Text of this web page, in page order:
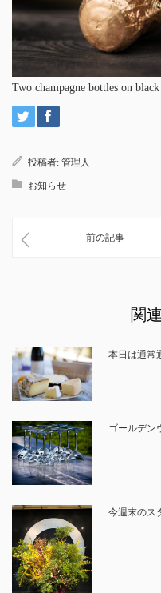
Two champagne bottles on
投稿者: 管理人
お知らせ
前の記事
関
本日は通常
ゴールデン
今週末のス